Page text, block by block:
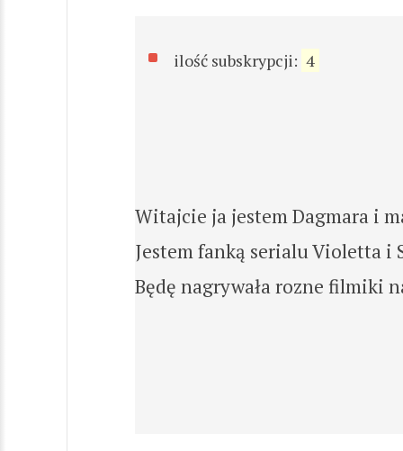
ilość subskrypcji: 4
Witajcie ja jestem Dagmara i
Jestem fanką serialu Violetta i
Będę nagrywała rozne filmiki